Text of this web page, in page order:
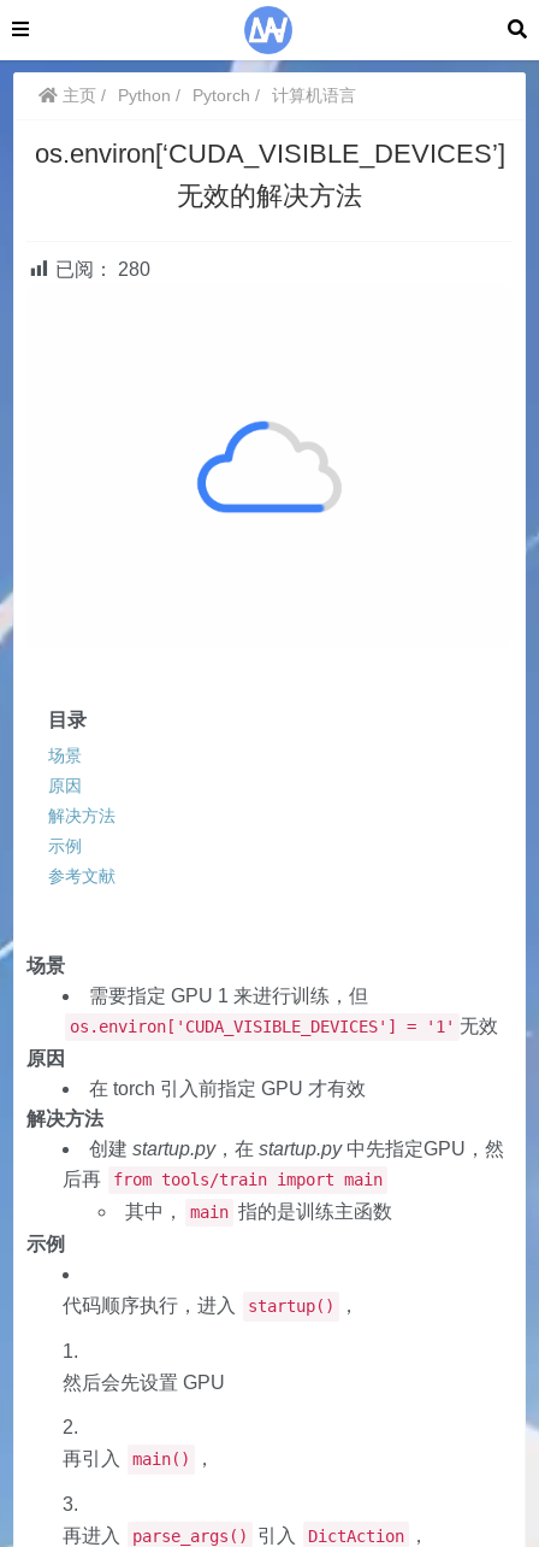
主页 Python Pytorch 计算机语言
os.environ[‘CUDA_VISIBLE_DEVICES’]
无效的解决方法
已阅： 280
目录
场景
原因
解决方法
示例
参考文献
场景
需要指定 GPU 1 来进行训练，但
os.environ['CUDA_VISIBLE_DEVICES'] = '1' 无效
原因
在 torch 引入前指定 GPU 才有效
解决方法
创建startup.py，在startup.py中先指定GPU，然
后再
from tools/train import main
其中， main 指的是训练主函数
示例
代码顺序执行，进入 startup() ，
然后会先设置 GPU
再引入 main() ，
再进入 parse_args() 引入 DictAction ，